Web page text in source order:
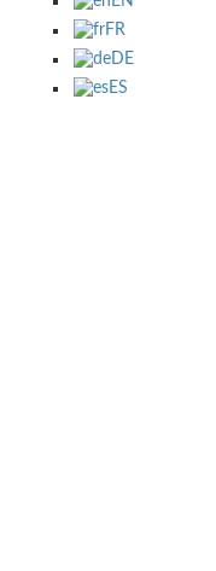
FR
DE
ES